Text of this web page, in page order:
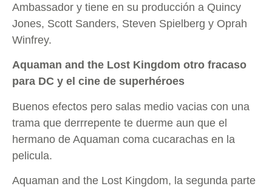
Ambassador y tiene en su producción a Quincy
Jones, Scott Sanders, Steven Spielberg y Oprah
Winfrey.
Aquaman and the Lost Kingdom otro fracaso
para DC y el cine de superhéroes
Buenos efectos pero salas medio vacias con una
trama que derrrepente te duerme aun que el
hermano de Aquaman coma cucarachas en la
pelicula.
Aquaman and the Lost Kingdom, la segunda parte